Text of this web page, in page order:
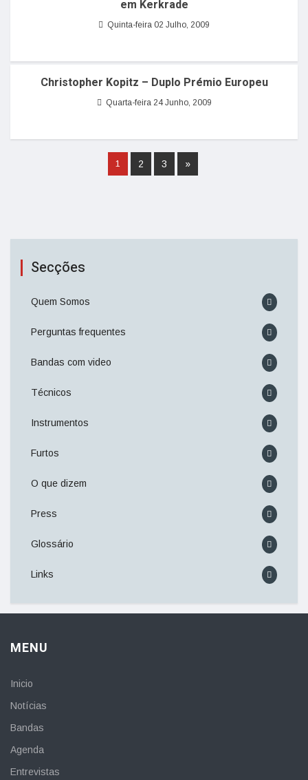
em Kerkrade
Quinta-feira 02 Julho, 2009
Christopher Kopitz – Duplo Prémio Europeu
Quarta-feira 24 Junho, 2009
1 2 3 »
Secções
Quem Somos
Perguntas frequentes
Bandas com video
Técnicos
Instrumentos
Furtos
O que dizem
Press
Glossário
Links
MENU
Inicio
Notícias
Bandas
Agenda
Entrevistas